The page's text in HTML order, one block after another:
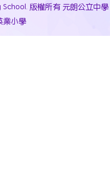
版權所有 元朗公立中學
業小學